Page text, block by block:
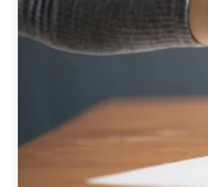
A inovação não é apenas
prosperar nos negócios